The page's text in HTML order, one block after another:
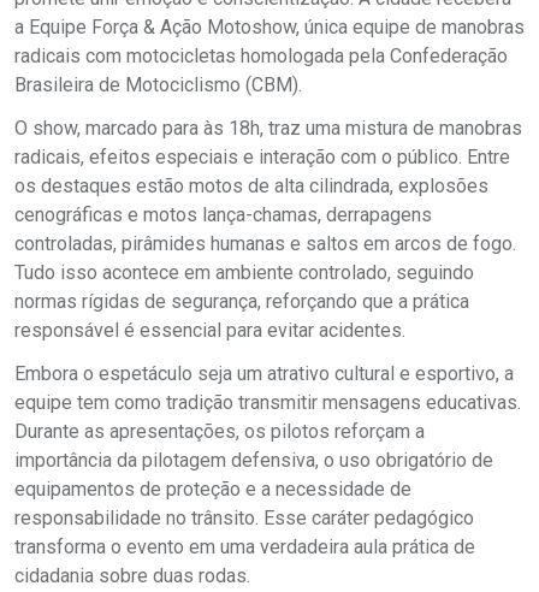
a Equipe Força & Ação Motoshow, única equipe de manobras
radicais com motocicletas homologada pela Confederação
Brasileira de Motociclismo (CBM).
O show, marcado para às 18h, traz uma mistura de manobras
radicais, efeitos especiais e interação com o público. Entre
os destaques estão motos de alta cilindrada, explosões
cenográficas e motos lança-chamas, derrapagens
controladas, pirâmides humanas e saltos em arcos de fogo.
Tudo isso acontece em ambiente controlado, seguindo
normas rígidas de segurança, reforçando que a prática
responsável é essencial para evitar acidentes.
Embora o espetáculo seja um atrativo cultural e esportivo, a
equipe tem como tradição transmitir mensagens educativas.
Durante as apresentações, os pilotos reforçam a
importância da pilotagem defensiva, o uso obrigatório de
equipamentos de proteção e a necessidade de
responsabilidade no trânsito. Esse caráter pedagógico
transforma o evento em uma verdadeira aula prática de
cidadania sobre duas rodas.